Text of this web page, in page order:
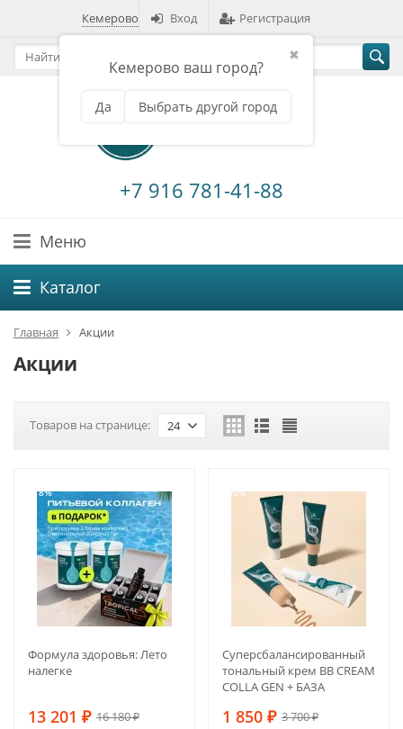
Кемерово
✖
Кемерово ваш город?
Да Выбрать другой город
Вход Регистрация
+7 916 781-41-88
Меню
Каталог
Главная Акции
Акции
Товаров на странице: 24
-18%
Формула здоровья: Лето
налегке
13 201 ₽ 16 180₽
-50%
Суперсбалансированный
тональный крем BB CREAM
COLLA GEN + БАЗА
1 850 ₽ 3 700₽